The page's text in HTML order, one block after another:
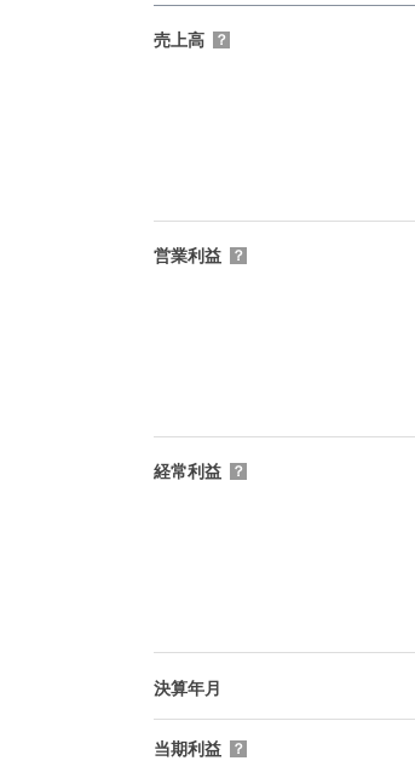
売上高 ？
営業利益 ？
経常利益 ？
決算年月
当期利益 ？